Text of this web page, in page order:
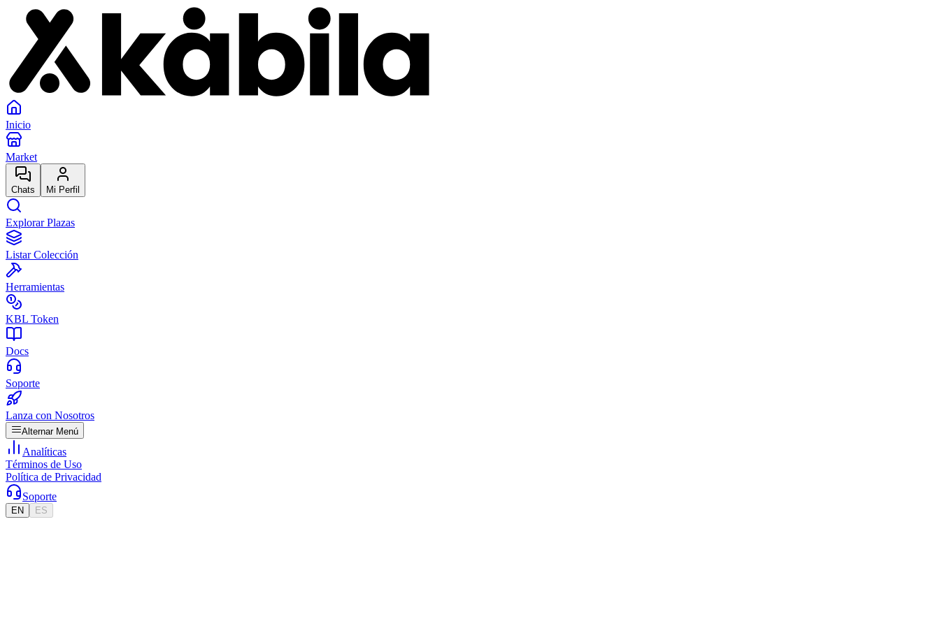
Inicio
Market
Chats Mi Perfil
Explorar Plazas
Listar Colección
Herramientas
KBL Token
Docs
Soporte
Lanza con Nosotros
Alternar Menú
Analíticas
Términos de Uso
Política de Privacidad
Soporte
EN ES